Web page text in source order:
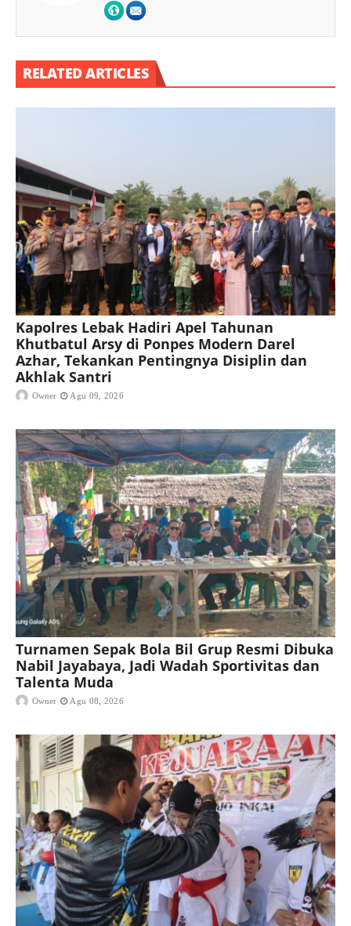
RELATED ARTICLES
Kapolres Lebak Hadiri Apel Tahunan
Khutbatul Arsy di Ponpes Modern Darel
Azhar, Tekankan Pentingnya Disiplin dan
Akhlak Santri
Owner Agu 09, 2026
Turnamen Sepak Bola Bil Grup Resmi Dibuka
Nabil Jayabaya, Jadi Wadah Sportivitas dan
Talenta Muda
Owner Agu 08, 2026